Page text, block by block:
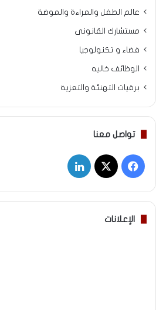
عالم الطفل والمراءة والموضة
مستشارك القانونى
فضاء و تكنولوجيا
الوظائف خاليه
برقيات التهنئة والتعزية
تواصل معنا
فيسبوك
‫X لينكدإن
الإعلانات